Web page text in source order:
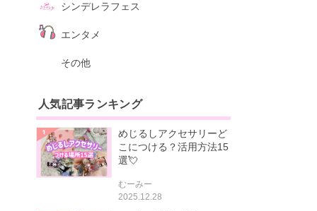
シンデレラフェス
エンタメ
その他
人気記事ランキング
めじるしアクセサリーど
こにつける？活用方法15
選💘
むーみー
2025.12.28